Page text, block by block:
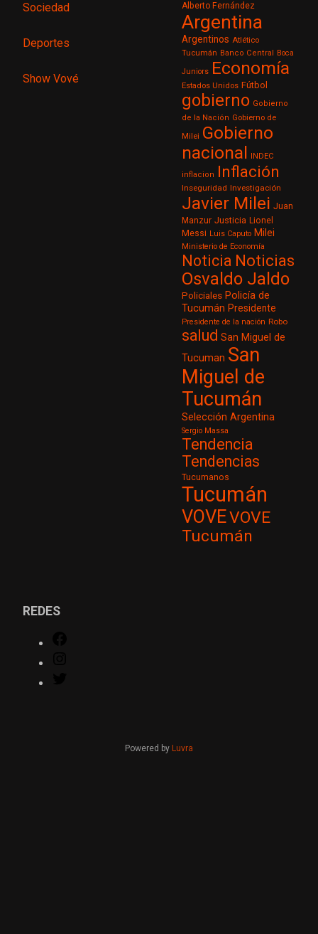
Sociedad
Deportes
Show Vové
Alberto Fernández
Argentina
Argentinos Atlético
Tucumán Banco Central
Boca
Juniors Economía
Estados Unidos Fútbol
gobierno Gobierno
de la Nación Gobierno de
Milei Gobierno
nacional
INDEC
inflacion Inflación
Inseguridad Investigación
Javier Milei Juan
Manzur Justicia Lionel
Messi Luis Caputo Milei
Ministerio de Economía
Noticia Noticias
Osvaldo Jaldo
Policiales Policía de
Tucumán Presidente
Presidente de la nación Robo
salud San Miguel de
Tucuman San
Miguel de
Tucumán
Selección Argentina
Sergio Massa
Tendencia
Tendencias
Tucumanos
Tucumán
VOVEVOVE
Tucumán
REDES
Powered by Luvra